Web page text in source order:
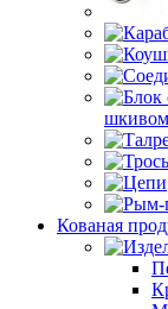
шкивом
Кованая